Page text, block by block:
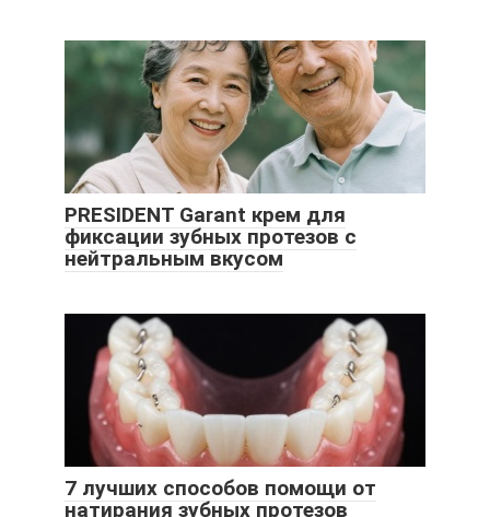
PRESIDENT Garant крем для
фиксации зубных протезов с
нейтральным вкусом
7 лучших способов помощи от
натирания зубных протезов